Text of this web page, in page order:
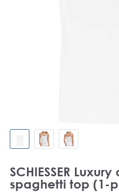
SCHIESSER
spaghetti top (1-